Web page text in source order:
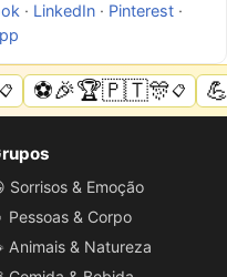
· LinkedIn· Pinterest·
📋 ⚽🎉🏆🇵🇹🎊📋
Sorrisos & Emoção
Pessoas & Corpo
Animais & Natureza